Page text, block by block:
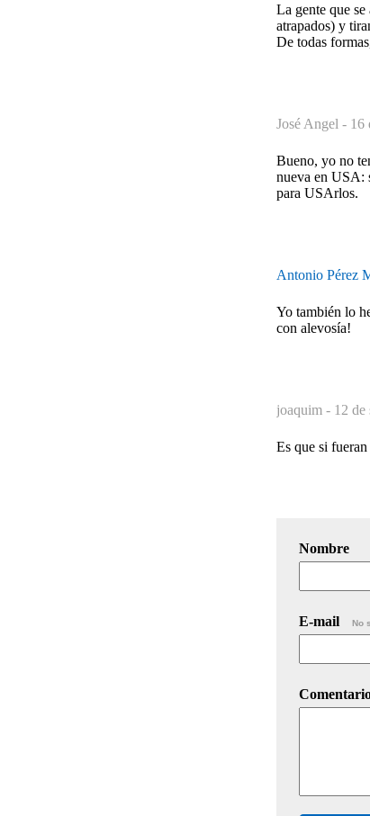
La gente que
atrapados) y
De todas
José Angel - 16
Bueno, yo no
nueva en USA:
para USArlos.
Antonio Pérez
Yo también lo
con alevosía!
joaquim - 12 de
Es que si
Nombre
E-mail No